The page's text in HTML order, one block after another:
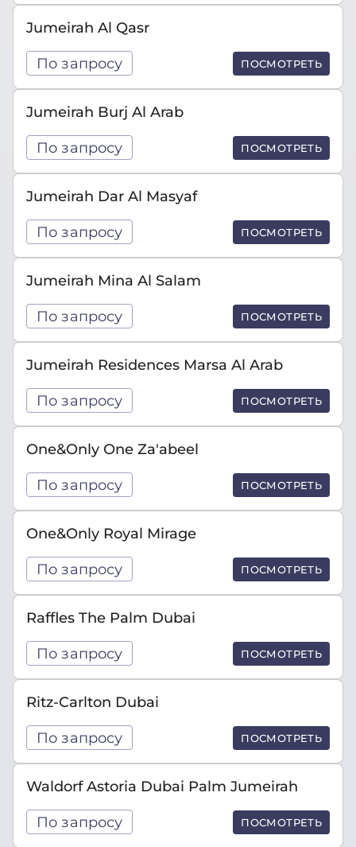
Jumeirah Al Qasr
По запросу ПОСМОТРЕТЬ
Jumeirah Burj Al Arab
По запросу ПОСМОТРЕТЬ
Jumeirah Dar Al Masyaf
По запросу ПОСМОТРЕТЬ
Jumeirah Mina Al Salam
По запросу ПОСМОТРЕТЬ
Jumeirah Residences Marsa Al Arab
По запросу ПОСМОТРЕТЬ
One&Only One Za'abeel
По запросу ПОСМОТРЕТЬ
One&Only Royal Mirage
По запросу ПОСМОТРЕТЬ
Raffles The Palm Dubai
По запросу ПОСМОТРЕТЬ
Ritz-Carlton Dubai
По запросу ПОСМОТРЕТЬ
Waldorf Astoria Dubai Palm Jumeirah
По запросу ПОСМОТРЕТЬ